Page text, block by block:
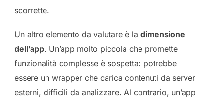
scorrette.
Un altro elemento da valutare è la dimensione
dell’app. Un’app molto piccola che promette
funzionalità complesse è sospetta: potrebbe
essere un wrapper che carica contenuti da server
esterni, difficili da analizzare. Al contrario, un’app